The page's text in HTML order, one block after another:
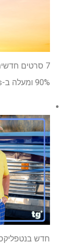
90% ומעלה ב-Rotten Tomatoes